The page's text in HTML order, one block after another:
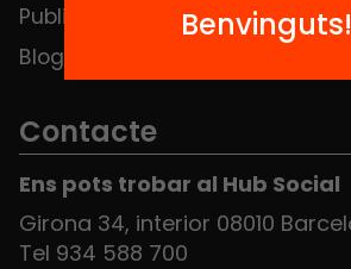
Publicacions i vídeos
Blog
Contacte
Ens pots trobar al Hub Social
Girona 34, interior 08010
Tel 934 588 700
Benvinguts!